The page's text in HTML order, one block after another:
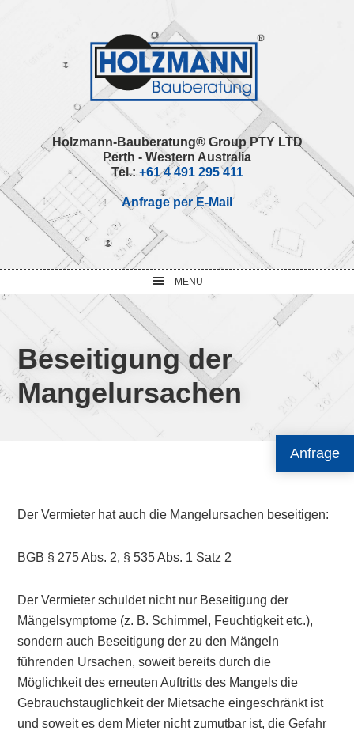
Anfrage
Holzmann-Bauberatung® Group PTY LTD
Perth - Western Australia
Tel.: +61 4 491 295 411
Anfrage per E-Mail
MENU
Beseitigung der
Mangelursachen
Der Vermieter hat auch die Mangelursachen beseitigen:
BGB § 275 Abs. 2, § 535 Abs. 1 Satz 2
Der Vermieter schuldet nicht nur Beseitigung der
Mängelsymptome (z. B. Schimmel, Feuchtigkeit etc.),
sondern auch Beseitigung der zu den Mängeln
führenden Ursachen, soweit bereits durch die
Möglichkeit des erneuten Auftritts des Mangels die
Gebrauchstauglichkeit der Mietsache eingeschränkt ist
und soweit es dem Mieter nicht zumutbar ist, die Gefahr